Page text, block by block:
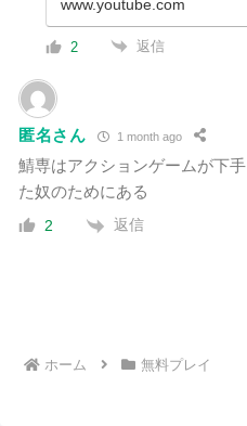
www.youtube.com
2 返信
匿名さん 1 month ago
鯖専はアクションゲームが下
た奴のためにある
2 返信
ホーム 無料プレイ